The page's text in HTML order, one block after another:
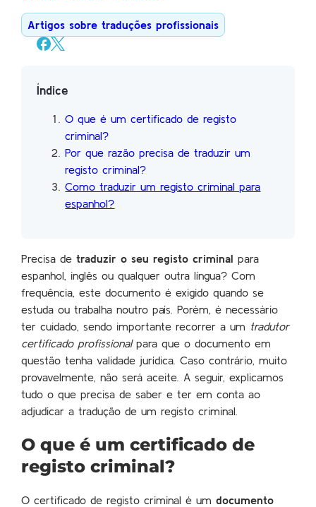
Artigos sobre traduções profissionais
Precisa detraduzir o seu registo criminal para
espanhol, inglês ou qualquer outra língua? Com
frequência, este documento é exigido quando se
estuda ou trabalha noutro país. Porém, é necessário
ter cuidado, sendo importante recorrer a um tradutor
certificado profissionalpara que o documento em
questão tenha validade jurídica. Caso contrário, muito
provavelmente, não será aceite. A seguir, explicamos
tudo o que precisa de saber e ter em conta ao
adjudicar a tradução de um registo criminal.
O que é um certificado de
registo criminal?
O certificado de registo criminal é umdocumento
Índice
O que é um certificado de registo
criminal?
Por que razão precisa de traduzir um
registo criminal?
Como traduzir um registo criminal para
espanhol?